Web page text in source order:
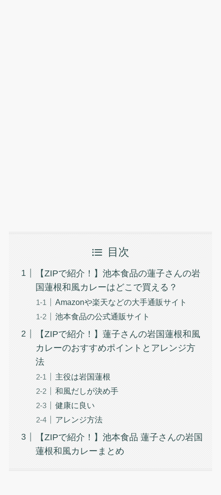
目次
【ZIPで紹介！】池本食品の蓮子さんの岩
国蓮根和風カレーはどこで買える？
Amazonや楽天などの大手通販サイト
池本食品の公式通販サイト
【ZIPで紹介！】蓮子さんの岩国蓮根和風
カレーのおすすめポイントとアレンジ方
法
主役は岩国蓮根
和風だしが決め手
健康に良い
アレンジ方法
【ZIPで紹介！】池本食品 蓮子さんの岩国
蓮根和風カレーまとめ